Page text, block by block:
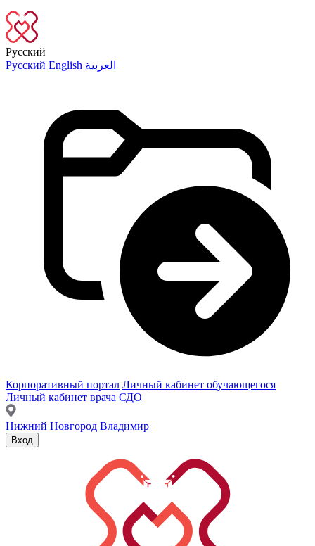
Русский
Русский English العربية
Корпоративный портал Личный кабинет обучающегося
Личный кабинет врача СДО
Нижний Новгород Владимир
Вход